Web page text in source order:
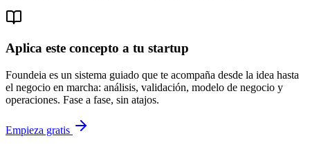
Aplica este concepto a tu startup
Foundeia es un sistema guiado que te acompaña desde la idea hasta
el negocio en marcha: análisis, validación, modelo de negocio y
operaciones. Fase a fase, sin atajos.
Empieza gratis